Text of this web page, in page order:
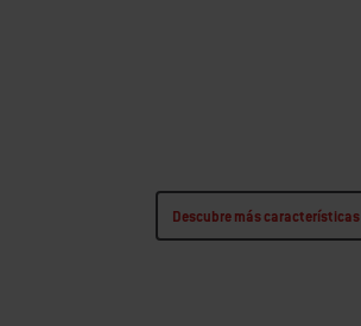
Descubre más características